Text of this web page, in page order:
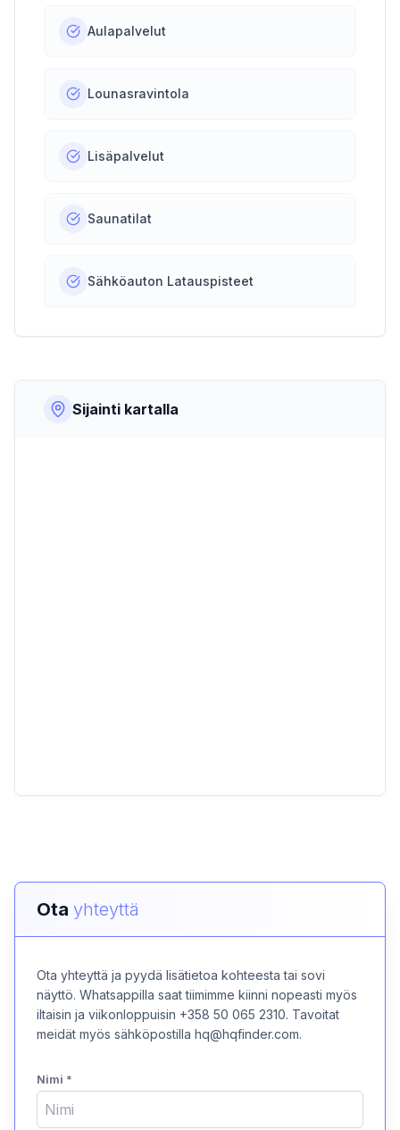
Aulapalvelut
Lounasravintola
Lisäpalvelut
Saunatilat
Sähköauton Latauspisteet
Sijainti kartalla
Ota yhteyttä
Ota yhteyttä ja pyydä lisätietoa kohteesta tai sovi
näyttö. Whatsappilla saat tiimimme kiinni nopeasti myös
iltaisin ja viikonloppuisin +358 50 065 2310. Tavoitat
meidät myös sähköpostilla hq@hqfinder.com.
Nimi *